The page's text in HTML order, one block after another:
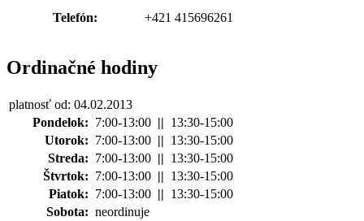
Telefón: +421 415696261
Ordinačné hodiny
platnosť od: 04.02.2013
Pondelok: 7:00-13:00 || 13:30-15:00
Utorok: 7:00-13:00 || 13:30-15:00
Streda: 7:00-13:00 || 13:30-15:00
Štvrtok: 7:00-13:00 || 13:30-15:00
Piatok: 7:00-13:00 || 13:30-15:00
Sobota: neordinuje